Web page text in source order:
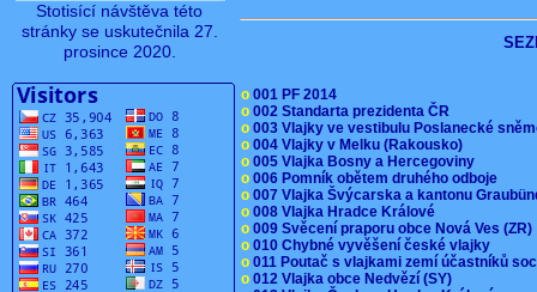
Stotisící návštěva této
stránky se uskutečnila 27.
prosince 2020.
o 001 PF 2014
o 002 Standarta prezidenta ČR
o 003 Vlajky ve vestibulu Poslanecké
o 004 Vlajky v Melku (Rakousko)
o 005 Vlajka Bosny a Hercegoviny
o 006 Pomník obětem druhého odboje
o 007 Vlajka Švýcarska a kantonu
o 008 Vlajka Hradce Králové
o 009 Svěcení praporu obce Nová Ves
o 010 Chybné vyvěšení české vlajky
o 011 Poutač s vlajkami zemí účastníků
o 012 Vlajka obce Nedvězí (SY)